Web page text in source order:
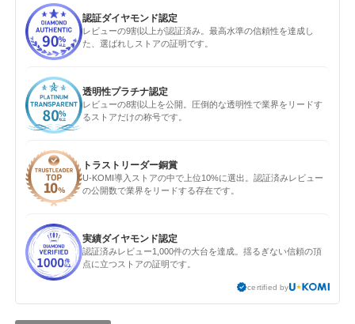
認証ダイヤモンド認定
レビューの9割以上が認証済み。最高水準の信頼性を達成し
た、選ばれしストアの証明です。
透明性プラチナ認定
レビューの8割以上を公開。圧倒的な透明性で業界をリードす
るストアだけの称号です。
トラストリーダー銅賞
U-KOMI導入ストアの中で上位10%に選出。認証済みレビュー
の公開数で業界をリードする存在です。
実績ダイヤモンド認定
認証済みレビュー1,000件の大台を達成。揺るぎない信頼の頂
点に立つストアの証明です。
certified by